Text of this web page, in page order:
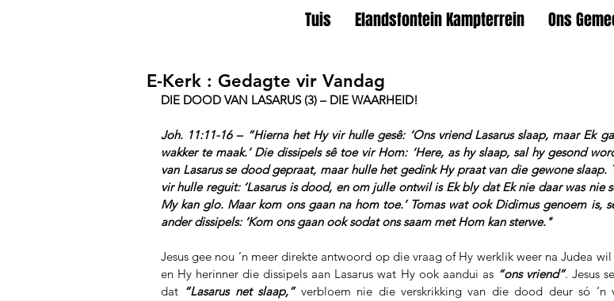
Tuis Elandsfontein Kampterrein Ons
E-Kerk : Gedagte vir Vandag
DIE DOOD VAN LASARUS (3) – DIE WAARHEID!
Joh. 11:11-16 – “Hierna het Hy vir hulle gesê: ‘Ons vriend Lasarus slaap, maar Ek
wakker te maak.’ Die dissipels sê toe vir Hom: ‘Here, as hy slaap, sal hy gesond
van Lasarus se dood gepraat, maar hulle het gedink Hy praat van die gewone slaap.
vir hulle reguit: ‘Lasarus is dood, en om julle ontwil is Ek bly dat Ek nie daar was nie
My kan glo. Maar kom ons gaan na hom toe.’ Tomas wat ook Didimus genoem is,
ander dissipels: ‘Kom ons gaan ook sodat ons saam met Hom kan sterwe."
Jesus gee nou ’n meer direkte antwoord op die vraag of Hy werklik weer na Judea wil
en Hy herinner die dissipels aan Lasarus wat Hy ook aandui as “ons vriend”. Jesus
dat “Lasarus net slaap,” verbloem nie die verskrikking van die dood deur só ‘n